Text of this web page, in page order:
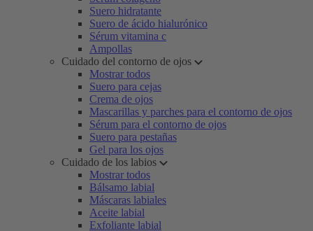
Suero hidratante
Suero de ácido hialurónico
Sérum vitamina c
Ampollas
Cuidado del contorno de ojos
Mostrar todos
Suero para cejas
Crema de ojos
Mascarillas y parches para el contorno de ojos
Sérum para el contorno de ojos
Suero para pestañas
Gel para los ojos
Cuidado de los labios
Mostrar todos
Bálsamo labial
Máscaras labiales
Aceite labial
Exfoliante labial